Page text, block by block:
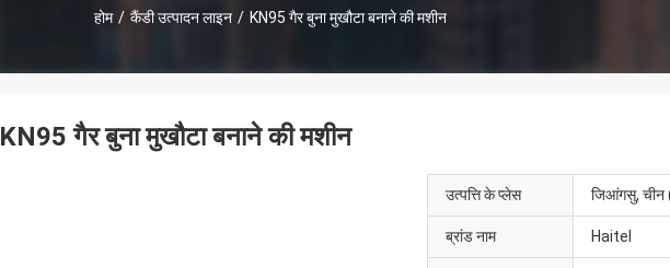
होम / कैंडी उत्पादन लाइन / KN95 गैर बुना मुखौटा बनाने की मशीन
KN95 गैर बुना मुखौटा बनाने की मशीन
उत्पत्ति के प्लेस जिआंगसु, चीन
ब्रांड नाम Haitel